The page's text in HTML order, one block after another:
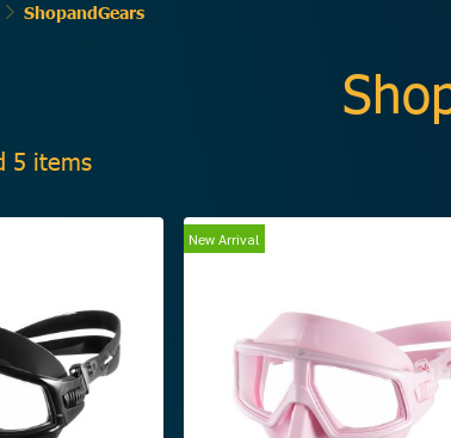
ShopandGears
5 items
New Arrival